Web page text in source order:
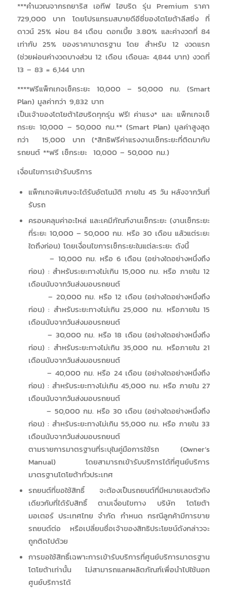
***คำนวณจากรถยาริส เอทีฟ ไฮบริด รุ่น Premium ราคา
729,000 บาท โดยโปรแกรมสบายดีอีซี่ของโตโยต้าลีสซิ่ง ที่
ดาวน์ 25% ผ่อน 84 เดือน ดอกเบี้ย 3.80% และค่างวดที่ 84
เท่ากับ 25% ของราคามาตรฐาน โดย สำหรับ 12 งวดแรก
(ช่วยผ่อนค่างวดบางส่วน 12 เดือน เดือนละ 4,844 บาท) งวดที่
13 – 83 = 6,144 บาท
****ฟรีแพ็กเกจเช็คระยะ 10,000 – 50,000 กม. (Smart
Plan) มูลค่ากว่า 9,832 บาท
เป็นเจ้าของโตโยต้าไฮบริดทุกรุ่น ฟรี! ค่าแรง* และ แพ็กเกจเช็
กระยะ 10,000 – 50,000 กม.** (Smart Plan) มูลค่าสูงสุด
กว่า 15,000 บาท (*สิทธิฟรีค่าแรงงานเช็กระยะที่ติดมากับ
รถยนต์ **ฟรี เช็กระยะ 10,000 – 50,000 กม.)
เงื่อนไขการเข้ารับบริการ
แพ็กเกจพิเศษจะได้รับอัตโนมัติ ภายใน 45 วัน หลังจากวันที่
รับรถ
ครอบคลุมค่าอะไหล่ และเคมีภัณฑ์งานเช็กระยะ (งานเช็กระยะ
ที่ระยะ 10,000 – 50,000 กม. หรือ 30 เดือน แล้วแต่ระยะ
ใดถึงก่อน) โดยเงื่อนไขการเช็กระยะในแต่ละระยะ ดังนี้
– 10,000 กม. หรือ 6 เดือน (อย่างใดอย่างหนึ่งถึง
ก่อน) : สำหรับระยะทางไม่เกิน 15,000 กม. หรือ ภายใน 12
เดือนนับจากวันส่งมอบรถยนต์
– 20,000 กม. หรือ 12 เดือน (อย่างใดอย่างหนึ่งถึง
ก่อน) : สำหรับระยะทางไม่เกิน 25,000 กม. หรือภายใน 15
เดือนนับจากวันส่งมอบรถยนต์
– 30,000 กม. หรือ 18 เดือน (อย่างใดอย่างหนึ่งถึง
ก่อน) : สำหรับระยะทางไม่เกิน 35,000 กม. หรือภายใน 21
เดือนนับจากวันส่งมอบรถยนต์
– 40,000 กม. หรือ 24 เดือน (อย่างใดอย่างหนึ่งถึง
ก่อน) : สำหรับระยะทางไม่เกิน 45,000 กม. หรือ ภายใน 27
เดือนนับจากวันส่งมอบรถยนต์
– 50,000 กม. หรือ 30 เดือน (อย่างใดอย่างหนึ่งถึง
ก่อน) : สำหรับระยะทางไม่เกิน 55,000 กม. หรือ ภายใน 33
เดือนนับจากวันส่งมอบรถยนต์
ตามรายการมาตรฐานที่ระบุในคู่มือการใช้รถ (Owner’s
Manual) โดยสามารถเข้ารับบริการได้ที่ศูนย์บริการ
มาตรฐานโตโยต้าทั่วประเทศ
รถยนต์ที่ขอใช้สิทธิ์ จะต้องเป็นรถยนต์ที่มีหมายเลขตัวถัง
เดียวกับที่ได้รับสิทธิ์ ตามเงื่อนไขทาง บริษัท โตโยต้า
มอเตอร์ ประเทศไทย จำกัด กำหนด กรณีลูกค้ามีการขาย
รถยนต์ต่อ หรือเปลี่ยนชื่อเจ้าของสิทธิประโยชน์ดังกล่าวจะ
ถูกติดไปด้วย
การขอใช้สิทธิ์เฉพาะการเข้ารับบริการที่ศูนย์บริการมาตรฐาน
โตโยต้าเท่านั้น ไม่สามารถแลกผลิตภัณฑ์เพื่อนำไปใช้นอก
ศูนย์บริการได้